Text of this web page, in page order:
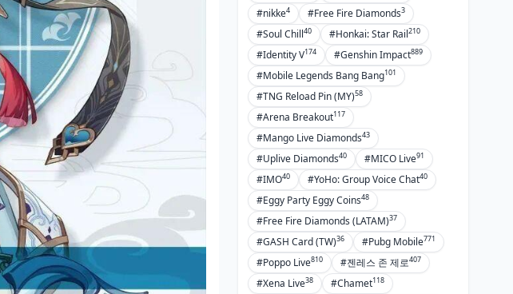
#nikke4 #Free Fire Diamonds3
#Soul Chill40 #Honkai: Star Rail210
#Identity V174 #Genshin Impact889
#Mobile Legends Bang Bang101
#TNG Reload Pin (MY)58
#Arena Breakout117
#Mango Live Diamonds43
#Uplive Diamonds40 #MICO Live91
#IMO40 #YoHo: Group Voice Chat40
#Eggy Party Eggy Coins48
#Free Fire Diamonds (LATAM)37
#GASH Card (TW)36 #Pubg Mobile771
#Poppo Live810 #젠레스 존 제로407
#Xena Live38 #Chamet118